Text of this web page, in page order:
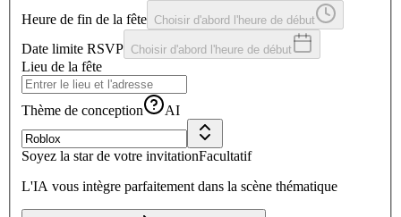
Heure de fin de la fête Choisir d'abord l'heure de début
Date limite RSVP Choisir d'abord l'heure de début
Lieu de la fête
Thème de conception AI
Soyez la star de votre invitationFacultatif
L'IA vous intègre parfaitement dans la scène thématique